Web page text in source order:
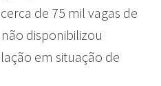
de 75 mil vagas de
disponibilizou
em situação de